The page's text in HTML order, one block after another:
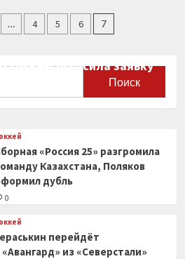
… 4 5 6 7
хоккею огласила заявку
«Россия 25» разгромила
Казахстана, Поляков
дубль
0
перейдёт
«Авангард» из «Северстали»